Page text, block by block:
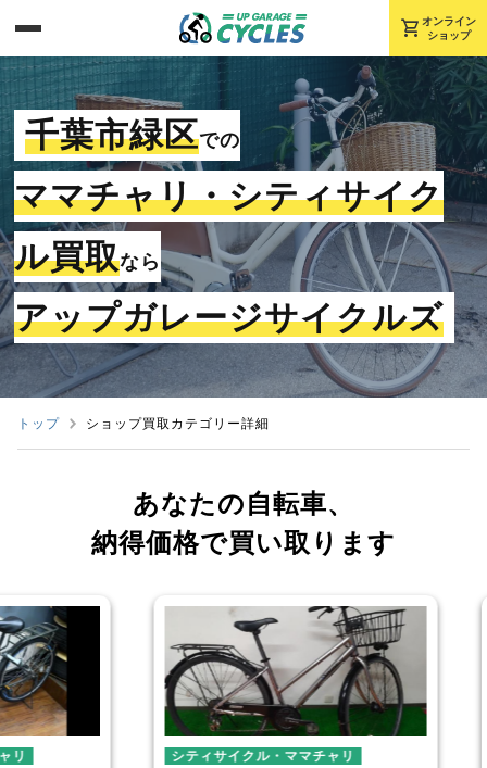
shopping_cart オンライン
ショップ
千葉市緑区での
ママチャリ・シティサイク
ル買取なら
アップガレージサイクルズ
トップ ショップ買取カテゴリー詳細
あなたの自転車、
納得価格で買い取ります
シティサイクル・ママチャリ